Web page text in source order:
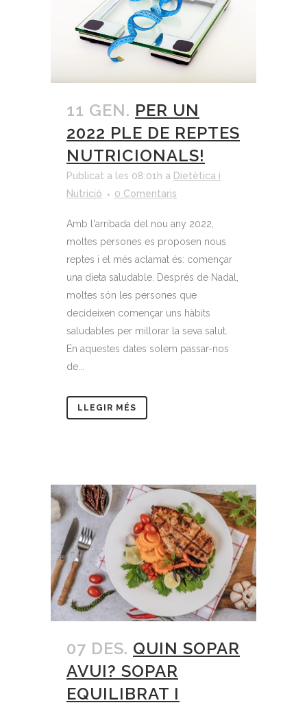
11 GEN. PER UN
2022 PLE DE REPTES
NUTRICIONALS!
Publicat a les 08:01h a Dietètica i
Nutrició
0 Comentaris
Amb l'arribada del nou any 2022,
moltes persones es proposen nous
reptes i el més aclamat és: començar
una dieta saludable. Després de Nadal,
moltes són les persones que
decideixen començar uns hàbits
saludables per millorar la seva salut.
En aquestes dates solem passar-nos
de...
LLEGIR MÉS
07 DES. QUIN SOPAR
AVUI? SOPAR
EQUILIBRAT I